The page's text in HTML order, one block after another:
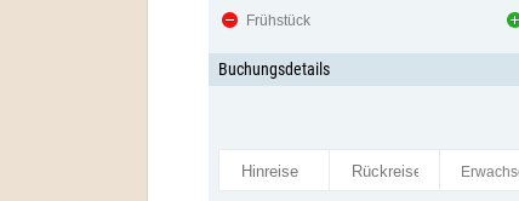
Frühstück
Buchungsdetails